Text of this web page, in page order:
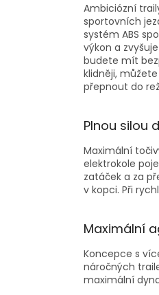
Ambiciózní
sportovních
systém ABS
výkon a
budete mít
klidněji,
přepnout do
Plnou silou
Maximální
elektrokole
zatáček a za
v kopci. Při
Maximální
Koncepce s
náročných
maximální